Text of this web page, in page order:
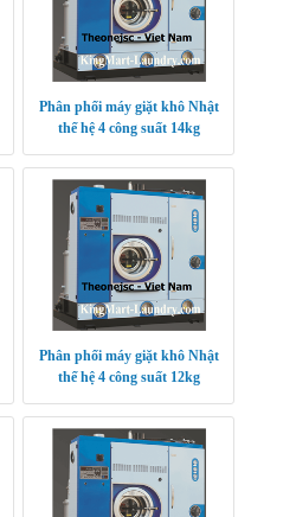
Phân phối máy giặt khô Nhật
thế hệ 4 công suất 14kg
Phân phối máy giặt khô Nhật
thế hệ 4 công suất 12kg